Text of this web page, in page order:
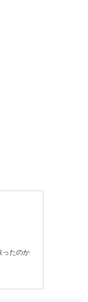
ったのか